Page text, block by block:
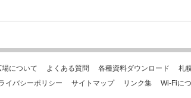
について よくある質問 各種資料ダウンロード
札
イバシーポリシー サイトマップ リンク集 Wi-Fiに